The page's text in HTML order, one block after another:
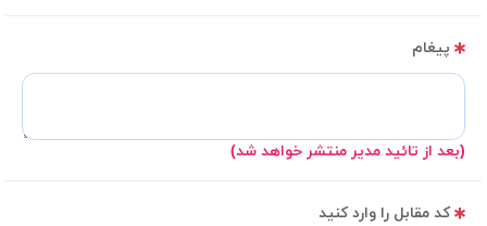
پیغام
(بعد از تائید مدیر منتشر خواهد شد)
کد مقابل را وارد کنید